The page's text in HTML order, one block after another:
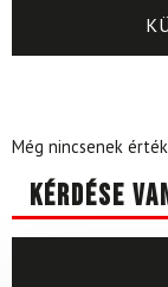
Még nincsenek
Kérdése